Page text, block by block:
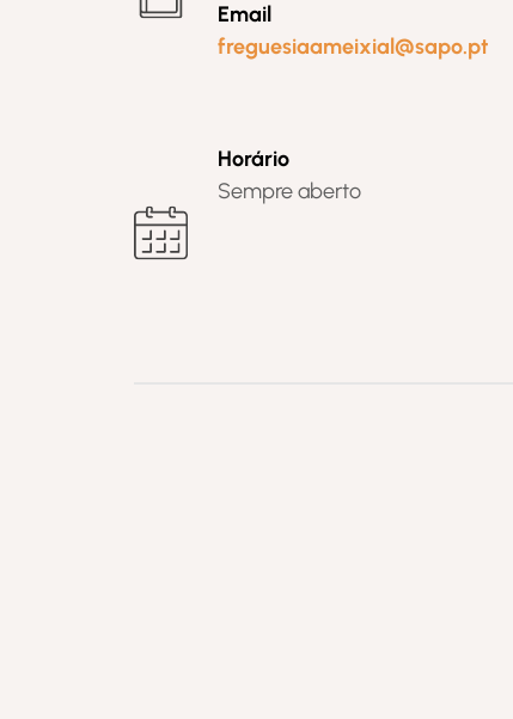
Email
freguesiaameixial@sapo.pt
Horário
Sempre aberto